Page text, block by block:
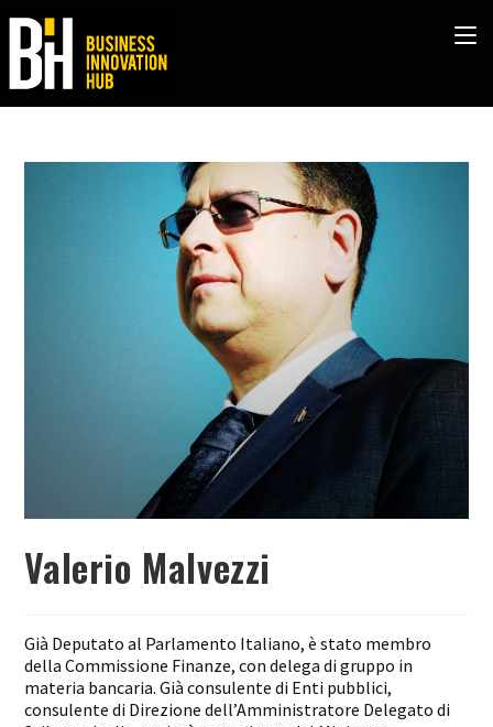
Valerio Malvezzi
Già Deputato al Parlamento Italiano, è stato membro
della Commissione Finanze, con delega di gruppo in
materia bancaria. Già consulente di Enti pubblici,
consulente di Direzione dell’Amministratore Delegato di